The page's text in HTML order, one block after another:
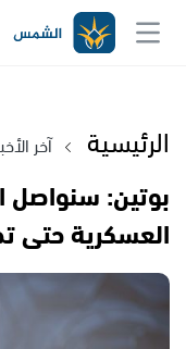
الرئيسية آخر
بوتين: سنواصل
العسكرية حتى